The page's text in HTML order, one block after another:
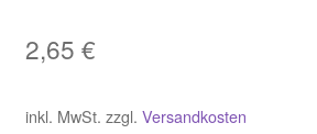
Widerrufsbelehrung
2,65 €
inkl. MwSt. zzgl. Versandkosten